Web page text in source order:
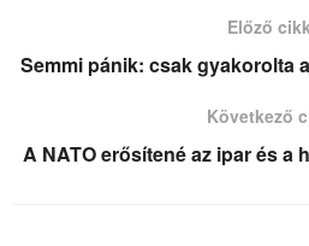
Előző cikk
Semmi pánik: csak gyakorolta
Következő
A NATO erősítené az ipar és a